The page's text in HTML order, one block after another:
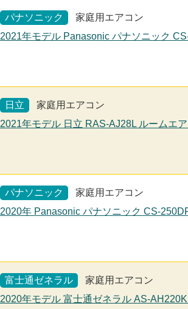
パナソニック
家庭用エアコン
2021年モデル Panasonic パナソニック
日立
家庭用エアコン
2021年モデル 日立 RAS-AJ28L ルームエ
パナソニック
家庭用エアコン
2020年 Panasonic パナソニック CS-
富士通ゼネラル
家庭用エアコン
2020年モデル 富士通ゼネラル AS-